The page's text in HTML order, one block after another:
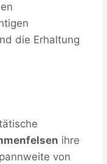
die Erhaltung
ihre
von